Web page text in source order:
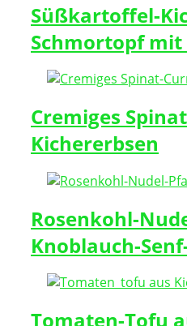
Süßkartoffel-
Schmortopf
Cremiges
Kichererbsen
Rosenkohl-
Knoblauch-
Tomaten-Tofu